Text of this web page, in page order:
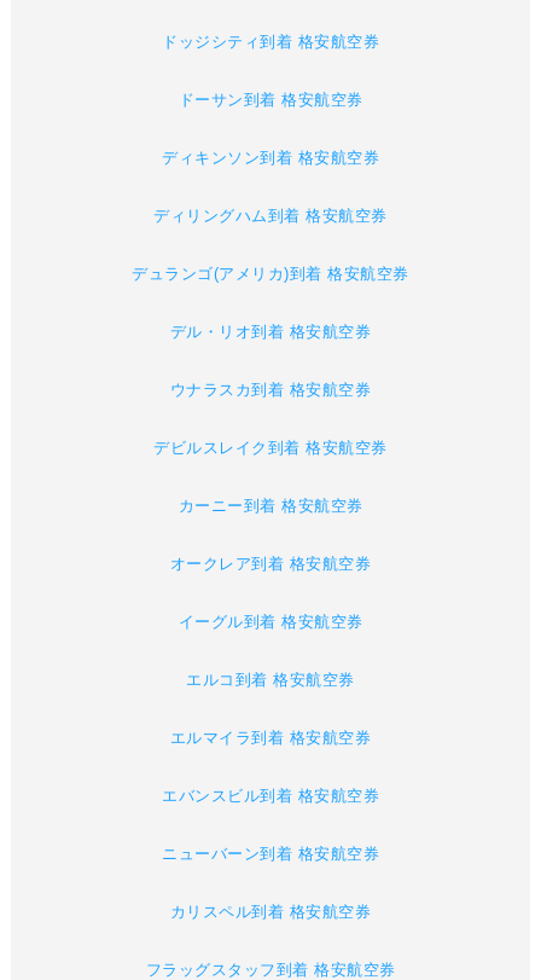
ドッジシティ到着 格安航空券
ドーサン到着 格安航空券
ディキンソン到着 格安航空券
ディリングハム到着 格安航空券
デュランゴ(アメリカ)到着 格安航空券
デル・リオ到着 格安航空券
ウナラスカ到着 格安航空券
デビルスレイク到着 格安航空券
カーニー到着 格安航空券
オークレア到着 格安航空券
イーグル到着 格安航空券
エルコ到着 格安航空券
エルマイラ到着 格安航空券
エバンスビル到着 格安航空券
ニューバーン到着 格安航空券
カリスペル到着 格安航空券
フラッグスタッフ到着 格安航空券